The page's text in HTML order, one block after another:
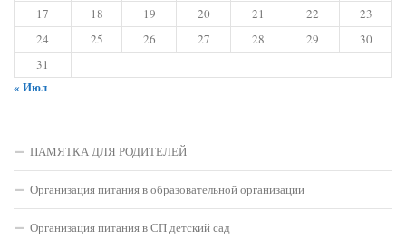
17
18 19 20 21 22
23
24
25 26 27 28 29
30
31
« Июл
ПАМЯТКА ДЛЯ РОДИТЕЛЕЙ
Организация питания в образовательной организации
Организация питания в СП детский сад